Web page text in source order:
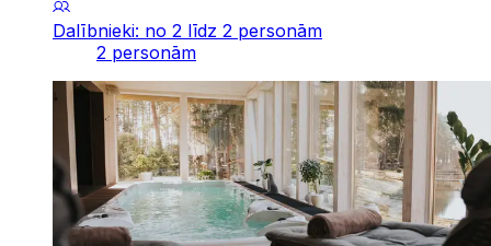
Dalībnieki: no 2 līdz 2 personām
2 personām